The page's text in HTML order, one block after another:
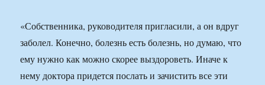
«Собственника, руководителя пригласили, а он вдруг
заболел. Конечно, болезнь есть болезнь, но думаю, что
ему нужно как можно скорее выздороветь. Иначе к
нему доктора придется послать и зачистить все эти